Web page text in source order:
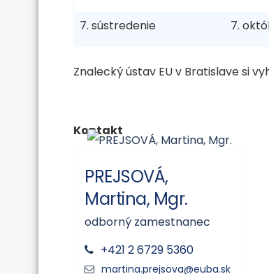
7. sústredenie 7.
Znalecký ústav EU v Bratislave si
Kontakt
PREJSOVÁ,
Martina, Mgr.
odborný zamestnanec
+421 2 6729 5360